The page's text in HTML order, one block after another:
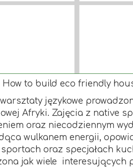
to build eco friendly
językowe
Afryki. Zajęcia z native
oraz niecodziennym
wulkanem energii,
sportach oraz specjałach
jak wiele interesujących